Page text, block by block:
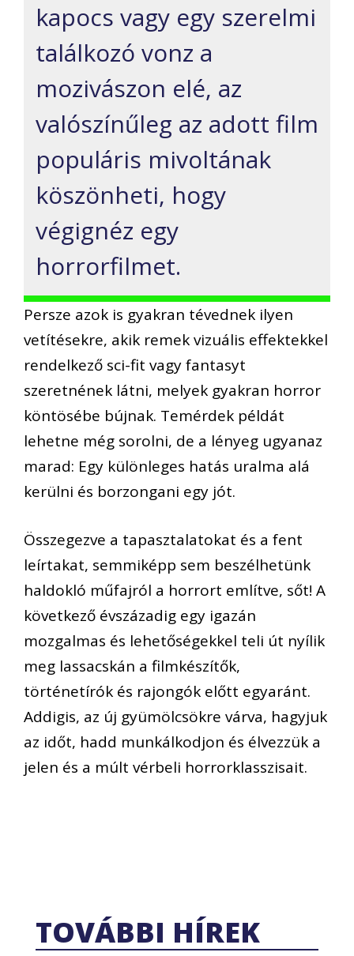
kapocs vagy egy szerelmi
találkozó vonz a
mozivászon elé, az
valószínűleg az adott film
populáris mivoltának
köszönheti, hogy
végignéz egy
horrorfilmet.
Persze azok is gyakran tévednek ilyen
vetítésekre, akik remek vizuális effektekkel
rendelkező sci-fit vagy fantasyt
szeretnének látni, melyek gyakran horror
köntösébe bújnak. Temérdek példát
lehetne még sorolni, de a lényeg ugyanaz
marad: Egy különleges hatás uralma alá
kerülni és borzongani egy jót.
Összegezve a tapasztalatokat és a fent
leírtakat, semmiképp sem beszélhetünk
haldokló műfajról a horrort említve, sőt! A
következő évszázadig egy igazán
mozgalmas és lehetőségekkel teli út nyílik
meg lassacskán a filmkészítők,
történetírók és rajongók előtt egyaránt.
Addigis, az új gyümölcsökre várva, hagyjuk
az időt, hadd munkálkodjon és élvezzük a
jelen és a múlt vérbeli horrorklasszisait.
TOVÁBBI HÍREK